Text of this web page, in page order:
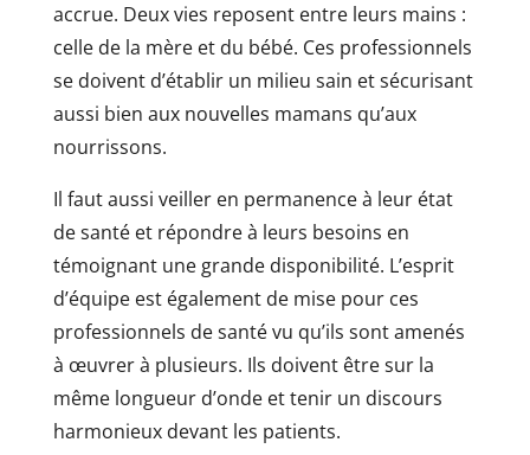
accrue. Deux vies reposent entre leurs mains :
celle de la mère et du bébé. Ces professionnels
se doivent d’établir un milieu sain et sécurisant
aussi bien aux nouvelles mamans qu’aux
nourrissons.
Il faut aussi veiller en permanence à leur état
de santé et répondre à leurs besoins en
témoignant une grande disponibilité. L’esprit
d’équipe est également de mise pour ces
professionnels de santé vu qu’ils sont amenés
à œuvrer à plusieurs. Ils doivent être sur la
même longueur d’onde et tenir un discours
harmonieux devant les patients.